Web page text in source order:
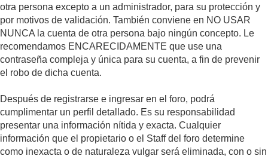
otra persona excepto a un administrador, para su protección y
por motivos de validación. También conviene en NO USAR
NUNCA la cuenta de otra persona bajo ningún concepto. Le
recomendamos ENCARECIDAMENTE que use una
contraseña compleja y única para su cuenta, a fin de prevenir
el robo de dicha cuenta.
Después de registrarse e ingresar en el foro, podrá
cumplimentar un perfil detallado. Es su responsabilidad
presentar una información nítida y exacta. Cualquier
información que el propietario o el Staff del foro determine
como inexacta o de naturaleza vulgar será eliminada, con o sin